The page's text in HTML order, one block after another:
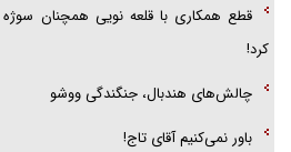
قطع همکاری با قلعه نویی همچنان
کرد!
چالش‌های هندبال، جنگندگی ووشو
باور نمی‌کنیم آقای تاج!